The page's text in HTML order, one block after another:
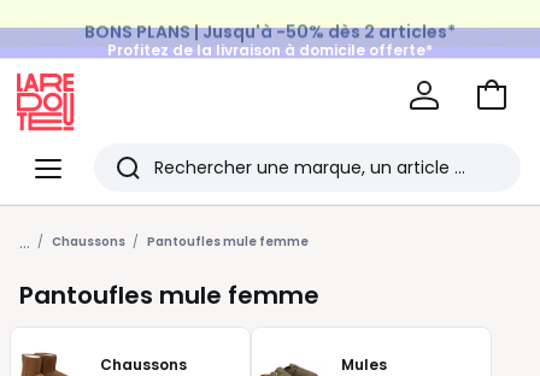
Profitez de la livraison à domicile offerte*
sur tous vos achats Mode & Maison
Menu
Redoute
Rechercher
Les
derniers
articles
consultés
Aller
... Chaussons Pantoufles mule femme
Pantoufles mule femme
Chaussons Mules